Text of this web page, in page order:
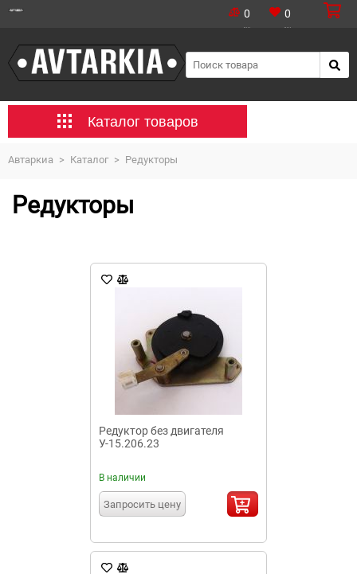
0 0
Каталог товаров
Автаркиа > Каталог > Редукторы
Редукторы
Редуктор без двигателя
У-15.206.23
В наличии
Запросить цену